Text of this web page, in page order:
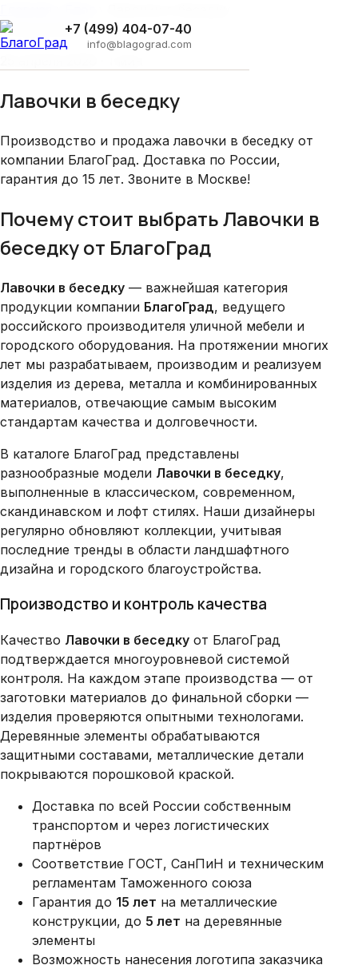
+7 (499) 404-07-40
info@blagograd.com
Освещение
Лавочки в беседку
Производство и продажа лавочки в беседку от
компании БлагоГрад. Доставка по России,
гарантия до 15 лет. Звоните в Москве!
Почему стоит выбрать Лавочки в
беседку от БлагоГрад
Лавочки в беседку — важнейшая категория
продукции компании БлагоГрад, ведущего
российского производителя уличной мебели и
городского оборудования. На протяжении многих
лет мы разрабатываем, производим и реализуем
изделия из дерева, металла и комбинированных
материалов, отвечающие самым высоким
стандартам качества и долговечности.
В каталоге БлагоГрад представлены
разнообразные модели Лавочки в беседку,
выполненные в классическом, современном,
скандинавском и лофт стилях. Наши дизайнеры
регулярно обновляют коллекции, учитывая
последние тренды в области ландшафтного
дизайна и городского благоустройства.
Производство и контроль качества
Качество Лавочки в беседку от БлагоГрад
подтверждается многоуровневой системой
контроля. На каждом этапе производства — от
заготовки материалов до финальной сборки —
изделия проверяются опытными технологами.
Деревянные элементы обрабатываются
защитными составами, металлические детали
покрываются порошковой краской.
Доставка по всей России собственным
транспортом и через логистических
партнёров
Соответствие ГОСТ, СанПиН и техническим
регламентам Таможенного союза
Гарантия до 15 лет на металлические
конструкции, до 5 лет на деревянные
элементы
Возможность нанесения логотипа заказчика